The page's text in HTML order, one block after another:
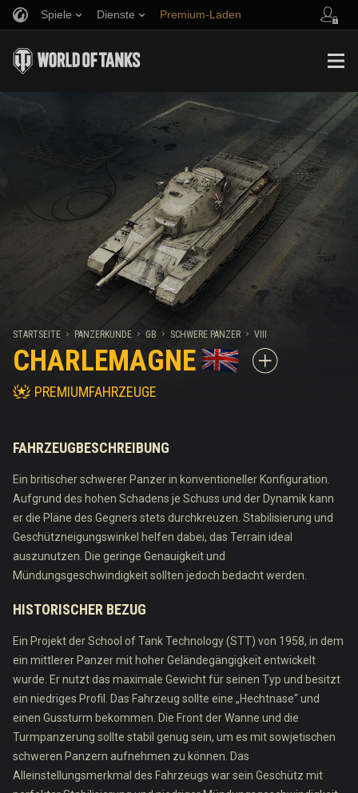
Spiele Dienste Premium-Laden
Musik
Richtlinien zum Fairplay
Wargaming.net Game Center
Ratgeber zu Twitch-Drops
Empfehle einen Freund
Discord
Mod-Hub
Medien
STARTSEITE PANZERKUNDE GB SCHWERE PANZER VIII
CHARLEMAGNE
PREMIUMFAHRZEUGE
FAHRZEUGBESCHREIBUNG
Ein britischer schwerer Panzer in konventioneller Konfiguration.
Aufgrund des hohen Schadens je Schuss und der Dynamik kann
er die Pläne des Gegners stets durchkreuzen. Stabilisierung und
Geschützneigungswinkel helfen dabei, das Terrain ideal
auszunutzen. Die geringe Genauigkeit und
Mündungsgeschwindigkeit sollten jedoch bedacht werden.
HISTORISCHER BEZUG
Ein Projekt der School of Tank Technology (STT) von 1958, in dem
ein mittlerer Panzer mit hoher Geländegängigkeit entwickelt
wurde. Er nutzt das maximale Gewicht für seinen Typ und besitzt
ein niedriges Profil. Das Fahrzeug sollte eine „Hechtnase“ und
einen Gussturm bekommen. Die Front der Wanne und die
Turmpanzerung sollte stabil genug sein, um es mit sowjetischen
schweren Panzern aufnehmen zu können. Das
Alleinstellungsmerkmal des Fahrzeugs war sein Geschütz mit